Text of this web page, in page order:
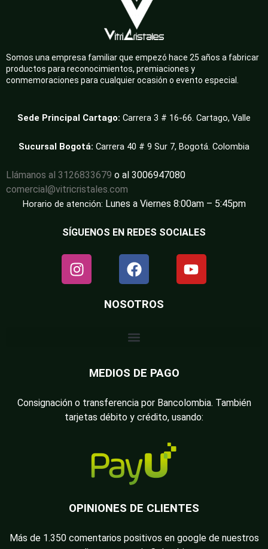
Somos una empresa familiar que empezó hace 25 años a fabricar
productos para reconocimientos, premiaciones y
conmemoraciones para cualquier ocasión o evento especial.
Sede Principal Cartago: Carrera 3 # 16-66. Cartago, Valle
Sucursal Bogotá: Carrera 40 # 9 Sur 7, Bogotá. Colombia
Llámanos al 3126833679 o al 3006947080
comercial@vitricristales.com
Horario de atención: Lunes a Viernes 8:00am – 5:45pm
SÍGUENOS EN REDES SOCIALES
NOSOTROS
MEDIOS DE PAGO
Consignación o transferencia por Bancolombia. También
tarjetas débito y crédito, usando:
OPINIONES DE CLIENTES
Más de 1.350 comentarios positivos en google de nuestros